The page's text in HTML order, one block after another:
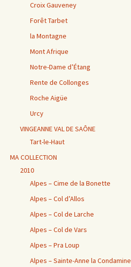
Croix Gauveney
Forêt Tarbet
la Montagne
Mont Afrique
Notre-Dame d’Étang
Rente de Collonges
Roche Aigüe
Urcy
VINGEANNE VAL DE SAÔNE
Tart-le-Haut
MA COLLECTION
2010
Alpes – Cime de la Bonette
Alpes – Col d’Allos
Alpes – Col de Larche
Alpes – Col de Vars
Alpes – Pra Loup
Alpes – Sainte-Anne la Condamine